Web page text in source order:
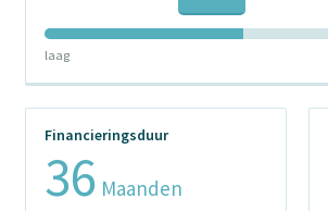
laag
Financieringsduur
36 Maanden